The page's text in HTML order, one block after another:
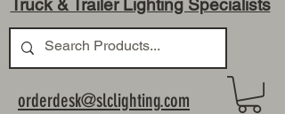
Truck & Trailer Lighting Specialists
orderdesk@slclighting.com